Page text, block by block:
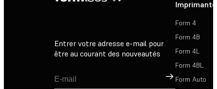
Entrer votre adresse e-mail pour
être au courant des nouveautés
Inscription
Form 4
Form 4B
Form 4L
Form 4BL
Form Auto